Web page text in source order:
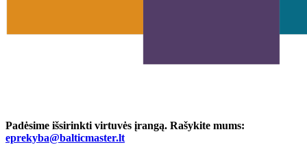
Padėsime išsirinkti virtuvės įrangą. Rašykite mums:
eprekyba@balticmaster.lt